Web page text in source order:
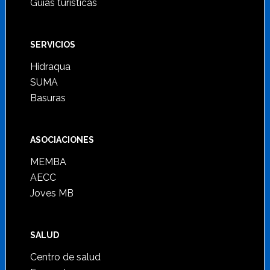
Guías turísticas
SERVICIOS
Hidraqua
SUMA
Basuras
ASOCIACIONES
MEMBA
AECC
Joves MB
SALUD
Centro de salud